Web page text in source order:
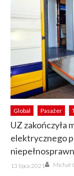
Global Pasażer
UZ zakończyła
elektrycznego
Posted
on
13 lipca 2021 Author
Michał